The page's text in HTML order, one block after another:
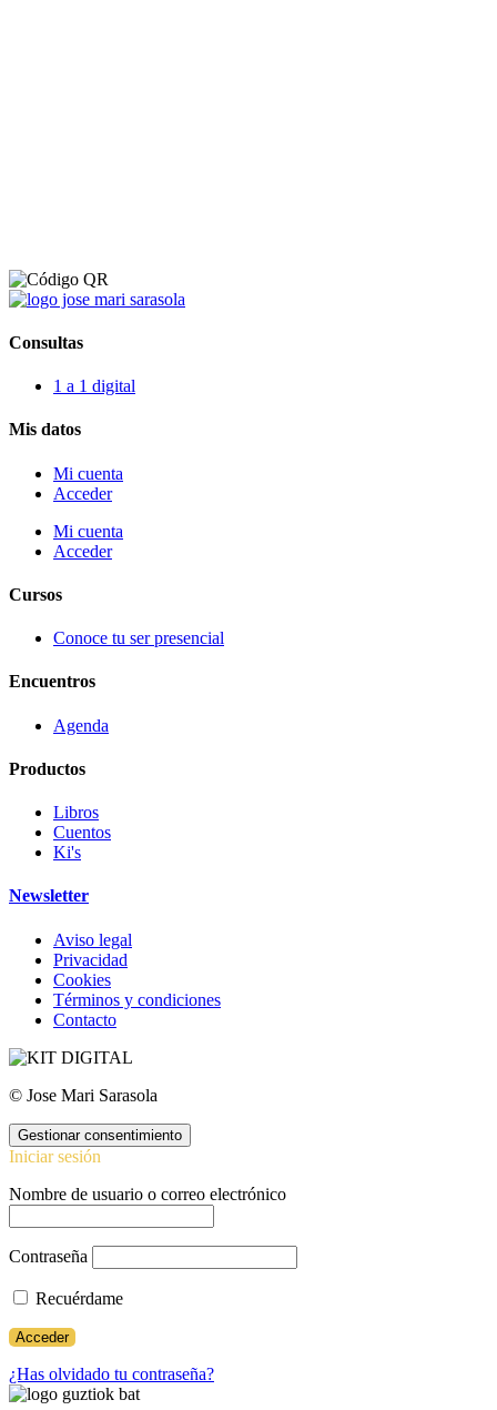
Consultas
1 a 1 digital
Mis datos
Mi cuenta
Acceder
Mi cuenta
Acceder
Cursos
Conoce tu ser presencial
Encuentros
Agenda
Productos
Libros
Cuentos
Ki's
Newsletter
Aviso legal
Privacidad
Cookies
Términos y condiciones
Contacto
© Jose Mari Sarasola
Gestionar consentimiento
Iniciar sesión
Nombre de usuario o correo electrónico
Contraseña
Recuérdame
¿Has olvidado tu contraseña?